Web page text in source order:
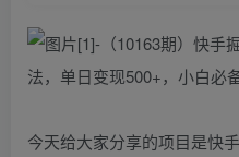
今天给大家分享的项目是快